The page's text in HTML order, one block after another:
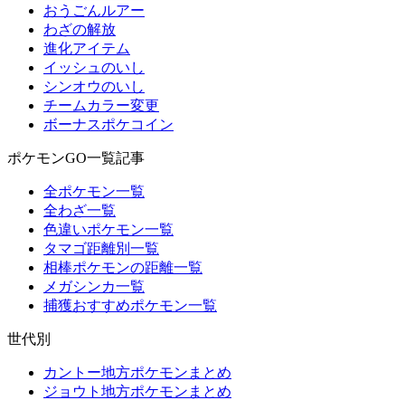
おうごんルアー
わざの解放
進化アイテム
イッシュのいし
シンオウのいし
チームカラー変更
ボーナスポケコイン
ポケモンGO一覧記事
全ポケモン一覧
全わざ一覧
色違いポケモン一覧
タマゴ距離別一覧
相棒ポケモンの距離一覧
メガシンカ一覧
捕獲おすすめポケモン一覧
世代別
カントー地方ポケモンまとめ
ジョウト地方ポケモンまとめ